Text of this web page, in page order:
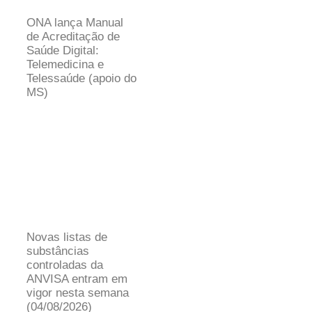
ONA lança Manual
de Acreditação de
Saúde Digital:
Telemedicina e
Telessaúde (apoio do
MS)
Novas listas de
substâncias
controladas da
ANVISA entram em
vigor nesta semana
(04/08/2026)